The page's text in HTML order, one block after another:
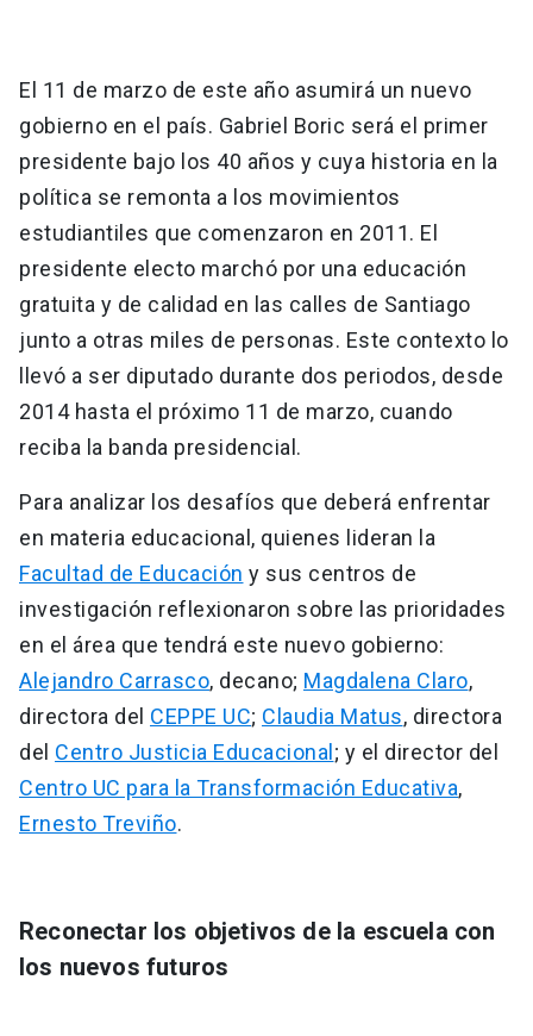
El 11 de marzo de este año asumirá un nuevo
gobierno en el país. Gabriel Boric será el primer
presidente bajo los 40 años y cuya historia en la
política se remonta a los movimientos
estudiantiles que comenzaron en 2011. El
presidente electo marchó por una educación
gratuita y de calidad en las calles de Santiago
junto a otras miles de personas. Este contexto lo
llevó a ser diputado durante dos periodos, desde
2014 hasta el próximo 11 de marzo, cuando
reciba la banda presidencial.
Para analizar los desafíos que deberá enfrentar
en materia educacional, quienes lideran la
Facultad de Educación y sus centros de
investigación reflexionaron sobre las prioridades
en el área que tendrá este nuevo gobierno:
Alejandro Carrasco, decano; Magdalena Claro,
directora del CEPPE UC; Claudia Matus, directora
del Centro Justicia Educacional ; y el director del
Centro UC para la Transformación Educativa,
Ernesto Treviño.
Reconectar los objetivos de la escuela con
los nuevos futuros